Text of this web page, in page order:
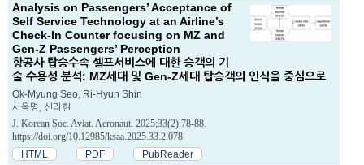
Analysis on Passengers’ Acceptance of
Self Service Technology at an Airline’s
Check-In Counter focusing on MZ and
Gen-Z Passengers’ Perception
항공사 탑승수속 셀프서비스에 대한 승객의 기
술 수용성 분석: MZ세대 및 Gen-Z세대 탑승객의 인식을 중심으로
Ok-Myung Seo, Ri-Hyun Shin
서옥명, 신리현
J. Korean Soc. Aviat. Aeronaut. 2025;33(2):78-88.
https://doi.org/10.12985/ksaa.2025.33.2.078
HTML
PDF PubReader